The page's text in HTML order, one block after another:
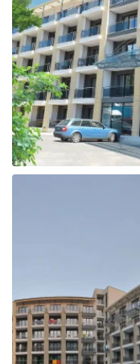
Tanzānija
Bulgārija
Melnkalne
Šrilanka
Tunisija